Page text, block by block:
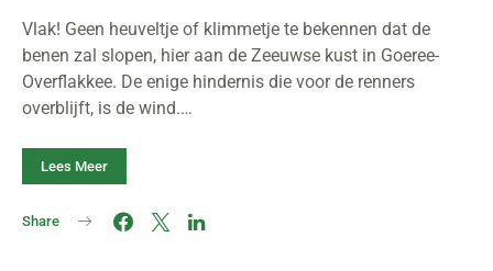
Vlak! Geen heuveltje of klimmetje te bekennen dat de
benen zal slopen, hier aan de Zeeuwse kust in Goeree-
Overflakkee. De enige hindernis die voor de renners
overblijft, is de wind.…
Lees Meer
Share